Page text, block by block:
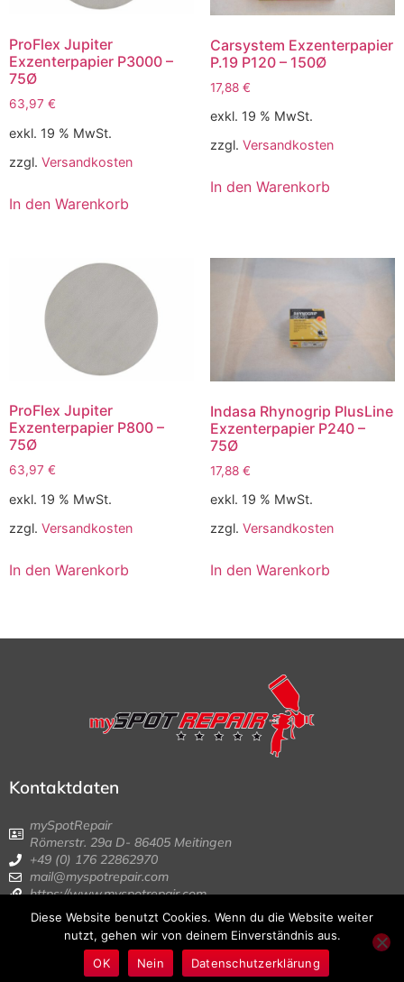
ProFlex Jupiter
Exzenterpapier P3000 –
75Ø
63,97 €
exkl. 19 % MwSt.
zzgl. Versandkosten
In den Warenkorb
Carsystem Exzenterpapier
P.19 P120 – 150Ø
17,88 €
exkl. 19 % MwSt.
zzgl. Versandkosten
In den Warenkorb
ProFlex Jupiter
Exzenterpapier P800 –
75Ø
63,97 €
exkl. 19 % MwSt.
zzgl. Versandkosten
In den Warenkorb
Indasa Rhynogrip PlusLine
Exzenterpapier P240 –
75Ø
17,88 €
exkl. 19 % MwSt.
zzgl. Versandkosten
In den Warenkorb
Kontaktdaten
mySpotRepair
Römerstr. 29a D- 86405 Meitingen
+49 (0) 176 22862970
mail@myspotrepair.com
https://www.myspotrepair.com
© 1999 – 2022 | myspotrepair | All Rights
Reserved | Impressum | Datenschutz | AGB
Diese Website benutzt Cookies. Wenn du die Website weiter
nutzt, gehen wir von deinem Einverständnis aus.
OK
Nein Datenschutzerklärung